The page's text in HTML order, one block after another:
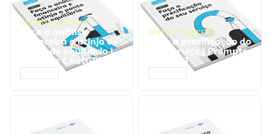
GESTÃO FINANCEIRA
Faça a análise
financeira e atinja o
ponto de equilíbrio |
Prompts ChatGPT
GESTÃO FINANCEIRA
Faça a precificação do
seu serviço | Prompts
ChatGPT